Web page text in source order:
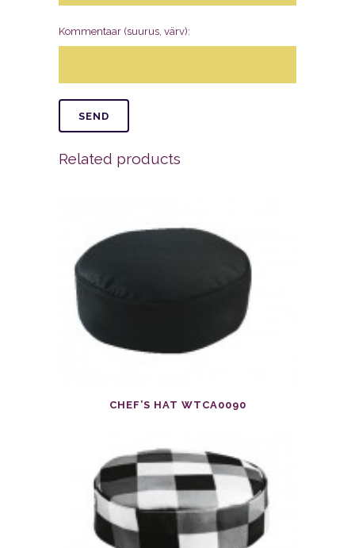
Kommentaar (suurus, värv):
Related products
CHEF’S HAT WTCA0090